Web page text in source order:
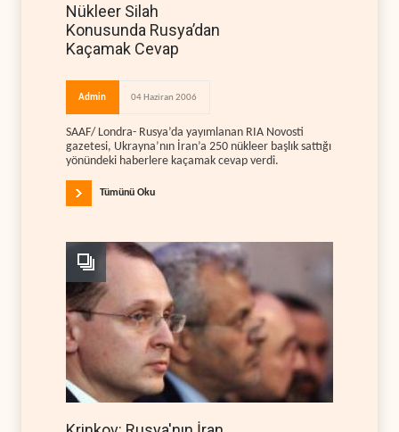
Nükleer Silah
Konusunda Rusya’dan
Kaçamak Cevap
Admin 04 Haziran 2006
SAAF/ Londra- Rusya’da yayımlanan RIA Novosti
gazetesi, Ukrayna’nın İran’a 250 nükleer başlık sattığı
yönündeki haberlere kaçamak cevap verdi.
Tümünü Oku